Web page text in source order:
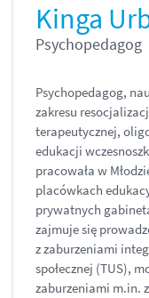
Kinga
Psychopedagog
Psychopedagog,
zakresu
terapeutycznej,
edukacji
pracowała w
placówkach
prywatnych
zajmuje się
z zaburzeniami
społecznej (TUS),
zaburzeniami m.in.